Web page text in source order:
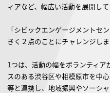
ィアなど、幅広い活動を展開して
「シビックエンゲージメントセ
きく２点のことにチャレンジしま
1つは、活動の幅をボランティア
スのある渋谷区や相模原市を中
等と連携し、地域振興やソーシ